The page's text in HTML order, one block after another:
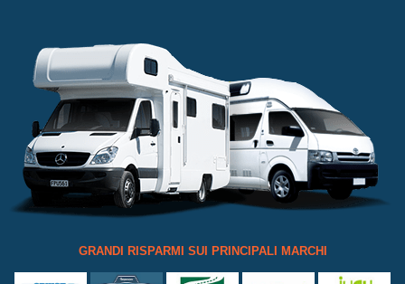
GRANDI RISPARMI SUI PRINCIPALI MARCHI